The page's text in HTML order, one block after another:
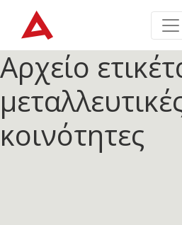
Αρχείο
κοινότητες